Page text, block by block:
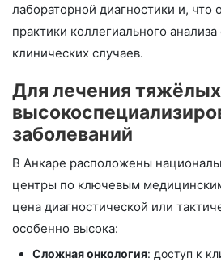
лабораторной диагностики и, что
практики коллегиального
клинических случаев.
Для лечения
заболеваний
В Анкаре расположены
центры по ключевым
цена диагностической или
особенно высока:
Сложная онкология: доступ к